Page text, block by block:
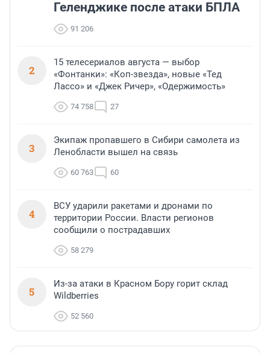
Геленджике после атаки БПЛА
91 206
2
15 телесериалов августа — выбор
«Фонтанки»: «Коп-звезда», новые «Тед
Лассо» и «Джек Ричер», «Одержимость»
74 758 27
3
Экипаж пропавшего в Сибири самолета из
Ленобласти вышел на связь
60 763 60
4
ВСУ ударили ракетами и дронами по
территории России. Власти регионов
сообщили о пострадавших
58 279
5
Из-за атаки в Красном Бору горит склад
Wildberries
52 560